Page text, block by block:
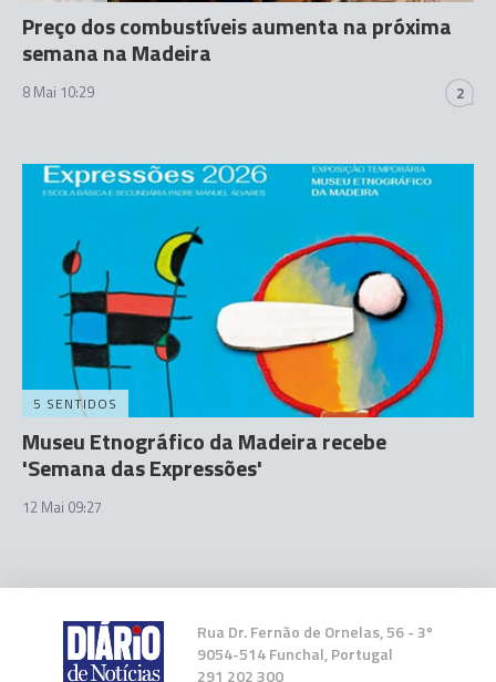
Preço dos combustíveis aumenta na próxima
semana na Madeira
8 Mai 10:29 2
5 SENTIDOS
Museu Etnográfico da Madeira recebe
'Semana das Expressões'
12 Mai 09:27
Rua Dr. Fernão de Ornelas, 56 - 3º
9054-514 Funchal, Portugal
291 202 300